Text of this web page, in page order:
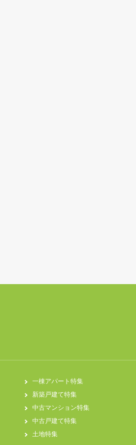
一棟アパート特集
新築戸建て特集
中古マンション特集
中古戸建て特集
土地特集